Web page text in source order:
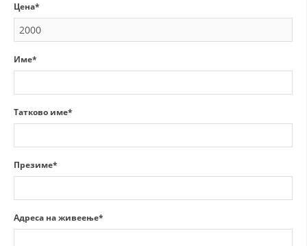
ИСТОРИЈАТ НА ДВИЖЕЊЕТО
КОНТАКТ ИНФОРМАЦИИ
ЧЛЕНСТВО ВО ПРОФЕСИОНАЛНИ ТЕЛА
ЗАКОН ЗА ЦКРМ
Цена*
Име*
Татково име*
Презиме*
Адреса на живеење*